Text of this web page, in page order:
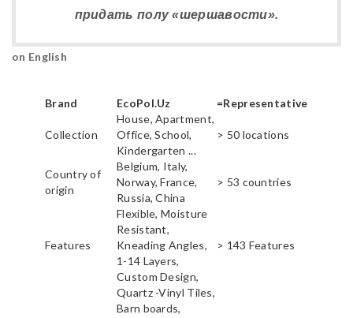
придать полу «шершавости».
on English
Brand EcoPol.Uz =Representative
Collection
House, Apartment,
Office, School,
Kindergarten ...
> 50 locations
Country of
origin
Belgium, Italy,
Norway, France,
Russia, China
> 53 countries
Features
Flexible, Moisture
Resistant,
Kneading Angles,
1-14 Layers,
Custom Design,
> 143 Features
Quartz -Vinyl Tiles,
Barn boards,